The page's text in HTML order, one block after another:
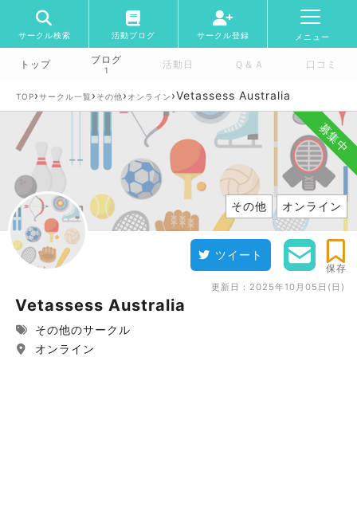
サークル検索 活動ブログ サークル登録 メニュー
トップ ブログ
1 活動日 Ｑ＆Ａ 口コミ
TOP›サークル一覧 › その他› オンライン ›Vetassess Australia
募集中
その他 オンライン
ツイート
保存
更新日： 2025年10月05日(日)
Vetassess Australia
その他のサークル
オンライン